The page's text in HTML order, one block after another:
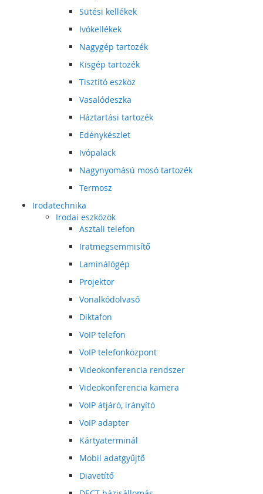
Sütési kellékek
Ivókellékek
Nagygép tartozék
Kisgép tartozék
Tisztító eszköz
Vasalódeszka
Háztartási tartozék
Edénykészlet
Ivópalack
Nagynyomású mosó tartozék
Termosz
Irodatechnika
Irodai eszközök
Asztali telefon
Iratmegsemmisítő
Laminálógép
Projektor
Vonalkódolvasó
Diktafon
VoIP telefon
VoIP telefonközpont
Videokonferencia rendszer
Videokonferencia kamera
VoIP átjáró, irányító
VoIP adapter
Kártyaterminál
Mobil adatgyűjtő
Diavetítő